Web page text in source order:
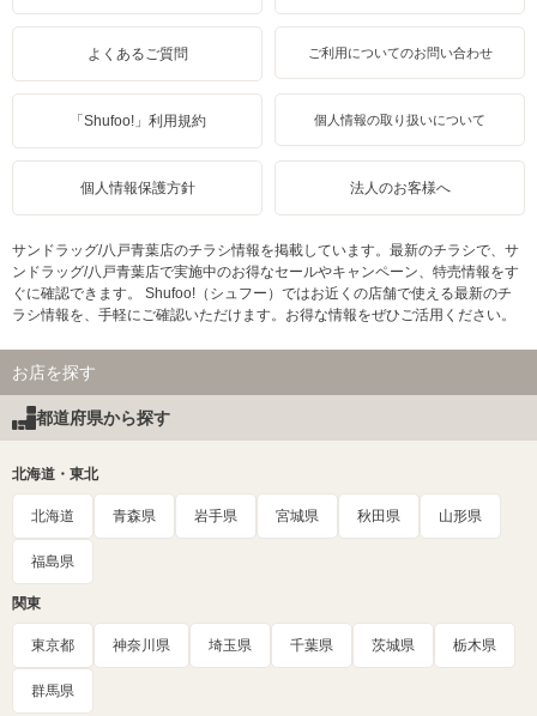
よくあるご質問 ご利用についてのお問い合わせ
「Shufoo!」利用規約 個人情報の取り扱いについて
個人情報保護方針 法人のお客様へ
サンドラッグ/八戸青葉店のチラシ情報を掲載しています。最新のチラシで、サ
ンドラッグ/八戸青葉店で実施中のお得なセールやキャンペーン、特売情報をす
ぐに確認できます。 Shufoo!（シュフー）ではお近くの店舗で使える最新のチ
ラシ情報を、手軽にご確認いただけます。お得な情報をぜひご活用ください。
お店を探す
都道府県から探す
北海道・東北
北海道 青森県 岩手県 宮城県 秋田県 山形県
福島県
関東
東京都 神奈川県 埼玉県 千葉県 茨城県 栃木県
群馬県